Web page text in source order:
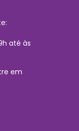
até às
em